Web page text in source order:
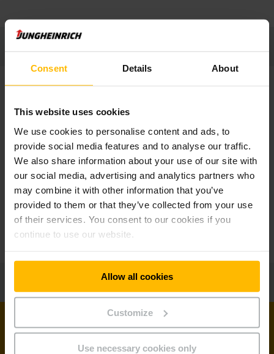
Consent Details About
This website uses cookies
We use cookies to personalise content and ads, to
provide social media features and to analyse our traffic.
We also share information about your use of our site with
our social media, advertising and analytics partners who
may combine it with other information that you’ve
provided to them or that they’ve collected from your use
of their services. You consent to our cookies if you
continue to use our website.
Allow all cookies
Customize
Use necessary cookies only
3. Service & ondersteuning
Na voltooiing van het project blijven we je helpen met
uitgebreide service en ondersteuning voor je
geautomatiseerde systemen, een wijdvertakt
klantenservicenetwerk en onze hotline voor ondersteuning.
MEER WETEN
Eenvoudige integratie in elk IT-systeem